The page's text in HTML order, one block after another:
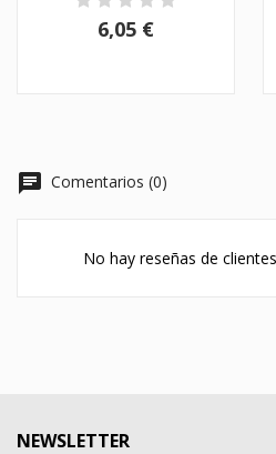
6,05 €
chat Comentarios (0)
No hay reseñas de
NEWSLETTER